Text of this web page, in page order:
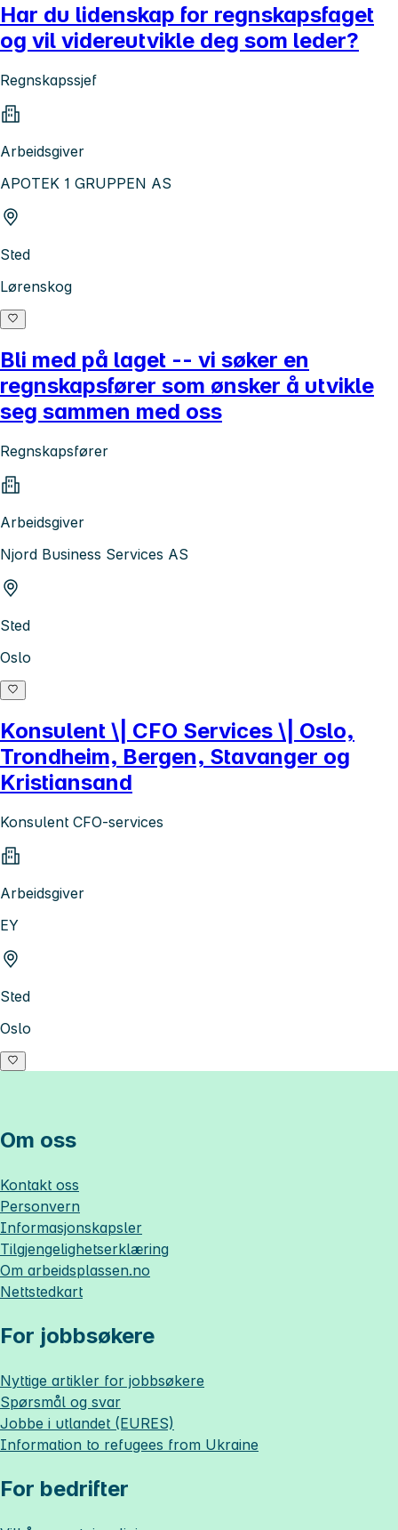
Har du lidenskap for regnskapsfaget
og vil videreutvikle deg som leder?
Regnskapssjef
Arbeidsgiver
APOTEK 1 GRUPPEN AS
Sted
Lørenskog
Bli med på laget -- vi søker en
regnskapsfører som ønsker å utvikle
seg sammen med oss
Regnskapsfører
Arbeidsgiver
Njord Business Services AS
Sted
Oslo
Konsulent \| CFO Services \| Oslo,
Trondheim, Bergen, Stavanger og
Kristiansand
Konsulent CFO-services
Arbeidsgiver
EY
Sted
Oslo
Om oss
Kontakt oss
Personvern
Informasjonskapsler
Tilgjengelighetserklæring
Om arbeidsplassen.no
Nettstedkart
For jobbsøkere
Nyttige artikler for jobbsøkere
Spørsmål og svar
Jobbe i utlandet (EURES)
Information to refugees from Ukraine
For bedrifter